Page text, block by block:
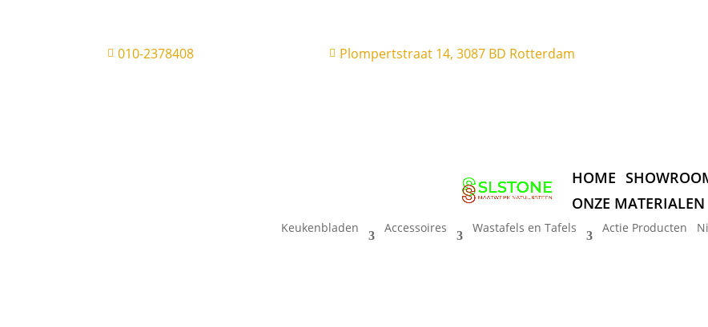
 010-2378408  Plompertstraat 14, 3087 BD Rotterdam
HOME
ONZE MATERIALEN
Keukenbladen Accessoires Wastafels en Tafels Actie Producten